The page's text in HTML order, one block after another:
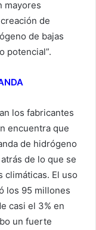
mayores
de
de bajas
potencial”.
los fabricantes
encuentra que
de hidrógeno
de lo que se
climáticas. El uso
los 95 millones
casi el 3% en
un fuerte